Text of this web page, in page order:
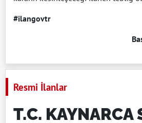
#ilangovtr
Resmi İlanlar
T.C. KAYNARCA